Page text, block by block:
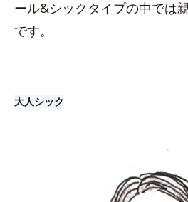
ール&シックタイプの中では
です。
大人シック